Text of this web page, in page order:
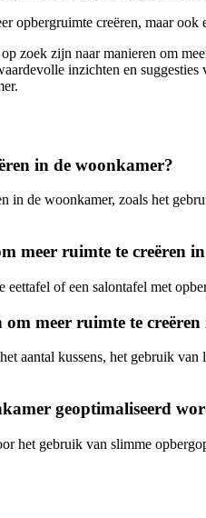
opbergruimte creëren, maar
zoek zijn naar manieren om
inzichten en
in de woonkamer?
in de woonkamer, zoals het
meer ruimte te creëren
of een salontafel met
meer ruimte te
aantal kussens, het gebruik
geoptimaliseerd
het gebruik van slimme